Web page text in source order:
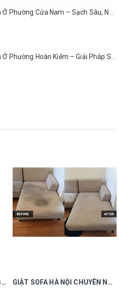
GIẶT ĐỆM HÀ NỘI CHUYÊN NGHIỆP UY TÍN GIÁ RẺ
GIẶT SOFA HÀ NỘI CHUYÊN NGHIỆP UY TÍN GIÁ RẺ